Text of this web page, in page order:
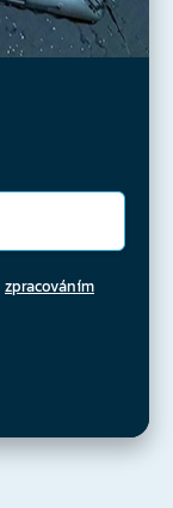
zpracováním